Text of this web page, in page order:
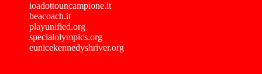
ioadottouncampione.it
beacoach.it
playunified.org
specialolympics.org
eunicekennedyshriver.org